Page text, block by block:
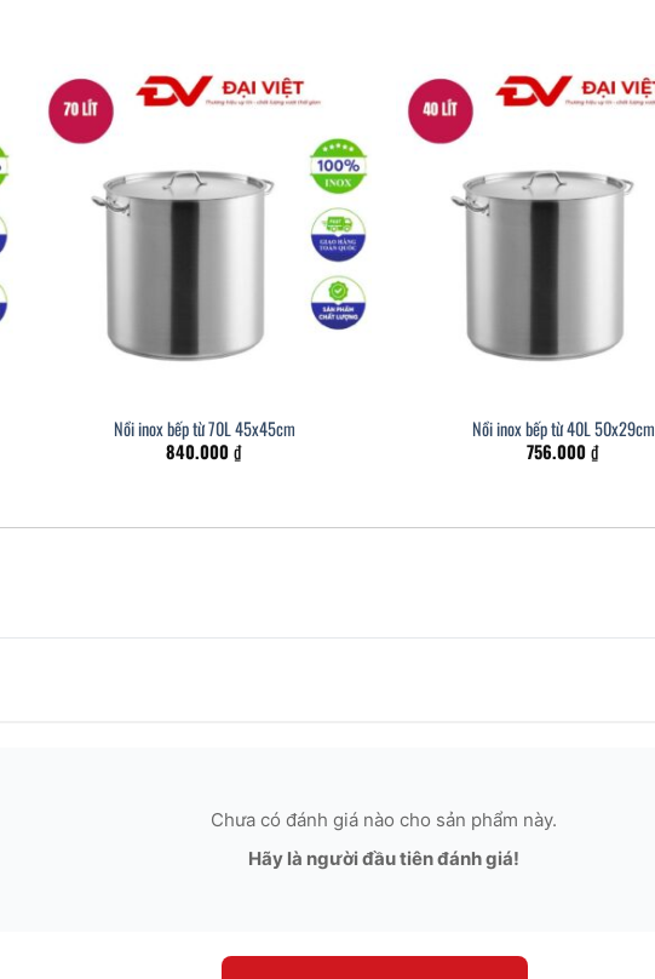
Nồi inox bếp từ 70L 45x45cm
840.000₫
Nồi inox bếp từ 40L 50x29cm
756.000₫
Chưa có đánh giá nào cho sản phẩm này.
Hãy là người đầu tiên đánh giá!